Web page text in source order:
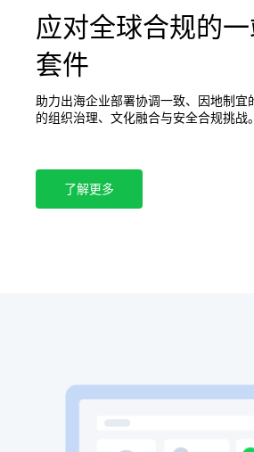
应对全球合规的
套件
助力出海企业部署协调一致、因地制
的组织治理、文化融合与安全合规挑战。
了解更多